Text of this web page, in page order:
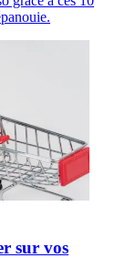
sur vos